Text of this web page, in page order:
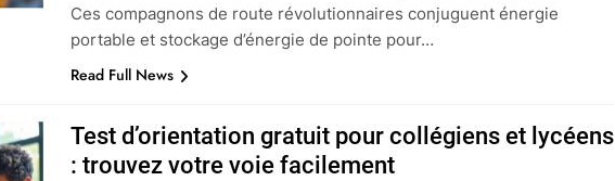
Ces compagnons de route révolutionnaires conjuguent énergie
portable et stockage d’énergie de pointe pour…
Read Full News
Test d’orientation gratuit pour collégiens et lycéens
: trouvez votre voie facilement